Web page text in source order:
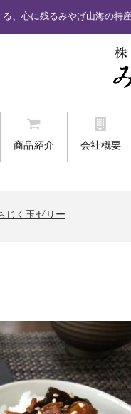
、心に残るみやげ山海の特産
商品紹介 会社概要
じく玉ゼリー
ありません。「カード番